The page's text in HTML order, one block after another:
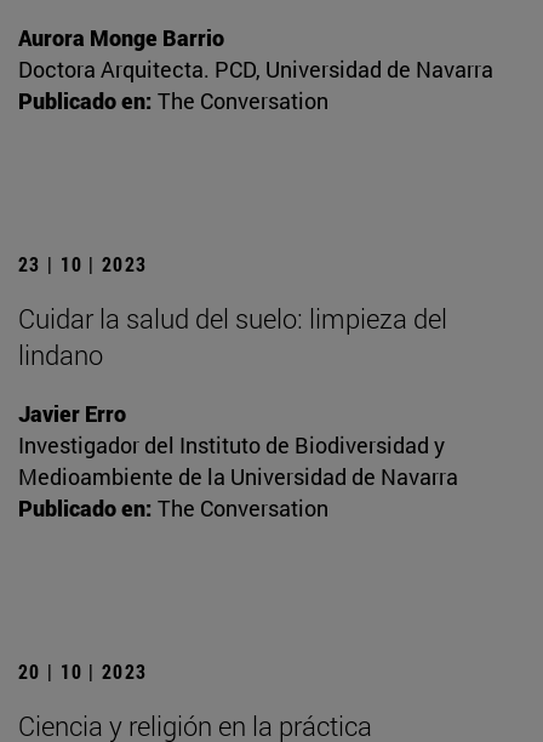
Aurora Monge Barrio
Doctora Arquitecta. PCD, Universidad de Navarra
Publicado en: The Conversation
23 | 10 | 2023
Cuidar la salud del suelo: limpieza del
lindano
Javier Erro
Investigador del Instituto de Biodiversidad y
Medioambiente de la Universidad de Navarra
Publicado en: The Conversation
20 | 10 | 2023
Ciencia y religión en la práctica